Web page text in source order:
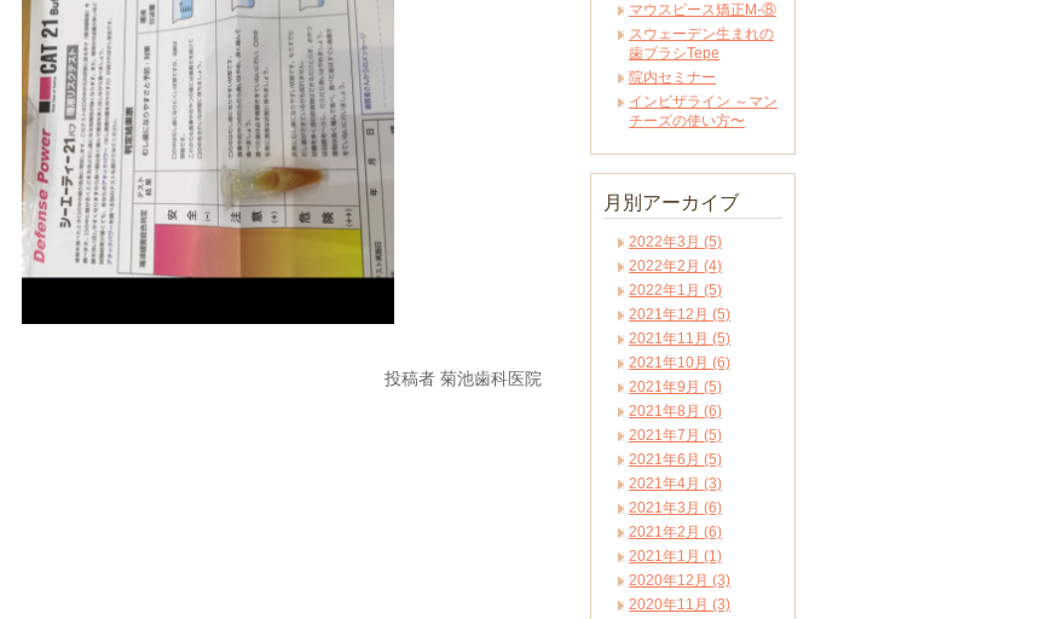
投稿者 菊池歯科医院
マウスピース矯正M-⑧
スウェーデン生まれの
歯ブラシTepe
院内セミナー
インビザライン ～マン
チーズの使い方〜
月別アーカイブ
2022年3月 (5)
2022年2月 (4)
2022年1月 (5)
2021年12月 (5)
2021年11月 (5)
2021年10月 (6)
2021年9月 (5)
2021年8月 (6)
2021年7月 (5)
2021年6月 (5)
2021年4月 (3)
2021年3月 (6)
2021年2月 (6)
2021年1月 (1)
2020年12月 (3)
2020年11月 (3)